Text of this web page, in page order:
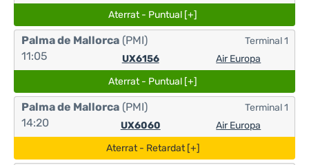
Aterrat - Puntual [+]
Palma de Mallorca (PMI)
11:05
UX6156 Air Europa
Terminal 1
Aterrat - Puntual [+]
Palma de Mallorca (PMI)
14:20
UX6060 Air Europa
Terminal 1
Aterrat - Retardat [+]